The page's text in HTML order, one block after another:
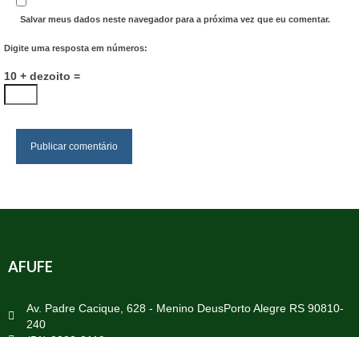
Salvar meus dados neste navegador para a próxima vez que eu comentar.
Digite uma resposta em números:
10 + dezoito =
AFUFE
Av. Padre Cacique, 628 - Menino DeusPorto Alegre RS 90810-
240